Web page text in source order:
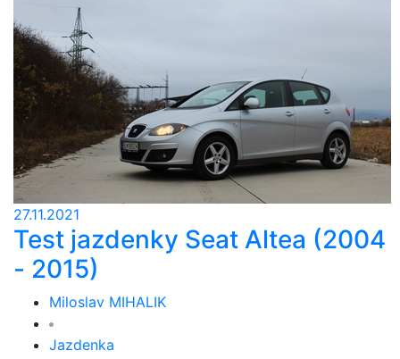
27.11.2021
Test jazdenky Seat Altea (2004
- 2015)
Miloslav MIHALIK
Jazdenka